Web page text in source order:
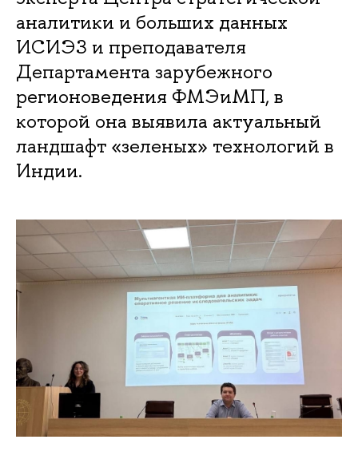
аналитики и больших данных
ИСИЭЗ и преподавателя
Департамента зарубежного
регионоведения ФМЭиМП, в
которой она выявила актуальный
ландшафт «зеленых» технологий в
Индии.